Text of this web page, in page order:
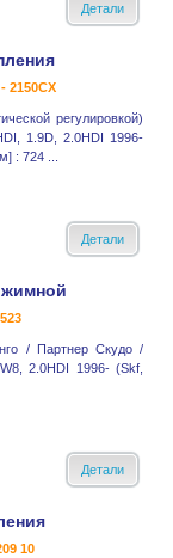
Детали
2150CX
регулировкой)
1.9D, 2.0HDI 1996-
: 724 ...
Детали
/ Партнер Скудо /
2.0HDI 1996- (Skf,
Детали
10